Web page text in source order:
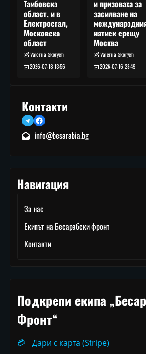
Тамбовска
област, и в
Електростал,
Московска
област
Valeriia Skorych
2026-07-18 13:56
и призоваха за
засилване на
натиск срещу
Москва
Valeriia Skorych
2026-07-16 23:49
Контакти
TelegramFacebook
info@besarabia.bg
Навигация
За нас
Екипът на Бесарабски фронт
Контакти
Подкрепи екипа
Фронт“
💳
Дари с карта (Stripe)